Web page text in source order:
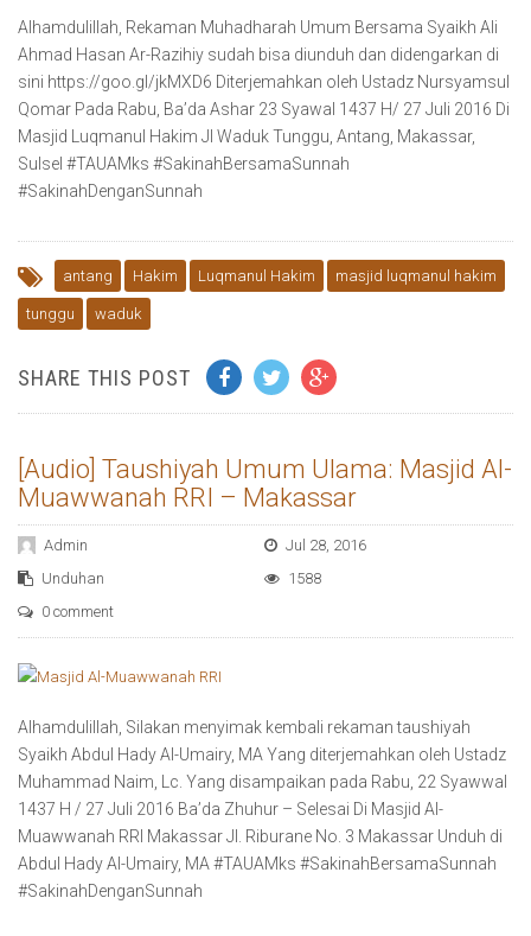
Alhamdulillah, Rekaman Muhadharah Umum Bersama Syaikh Ali
Ahmad Hasan Ar-Razihiy sudah bisa diunduh dan didengarkan di
sini https://goo.gl/jkMXD6 Diterjemahkan oleh Ustadz Nursyamsul
Qomar Pada Rabu, Ba’da Ashar 23 Syawal 1437 H/ 27 Juli 2016 Di
Masjid Luqmanul Hakim Jl Waduk Tunggu, Antang, Makassar,
Sulsel ‪#‎TAUAMks‬ ‪#‎SakinahBersamaSunnah‬
‪#‎SakinahDenganSunnah‬
antang Hakim Luqmanul Hakim masjid luqmanul hakim
tunggu waduk
SHARE THIS POST
[Audio] Taushiyah Umum Ulama: Masjid Al-
Muawwanah RRI – Makassar
Admin
Jul 28, 2016
Unduhan
1588
0 comment
Alhamdulillah, Silakan menyimak kembali rekaman taushiyah
Syaikh Abdul Hady Al-Umairy, MA Yang diterjemahkan oleh Ustadz
Muhammad Naim, Lc. Yang disampaikan pada Rabu, 22 Syawwal
1437 H / 27 Juli 2016 Ba’da Zhuhur – Selesai Di Masjid Al-
Muawwanah RRI Makassar Jl. Riburane No. 3 Makassar Unduh di
Abdul Hady Al-Umairy, MA ‪#‎TAUAMks‬ ‪#‎SakinahBersamaSunnah‬
‪#‎SakinahDenganSunnah‬